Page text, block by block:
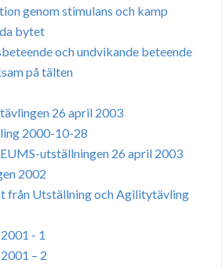
genom stimulans och kamp
bytet
och undvikande beteende
på tälten
26 april 2003
2000-10-28
utställningen 26 april 2003
2002
från Utställning och Agilitytävling
- 1
– 2